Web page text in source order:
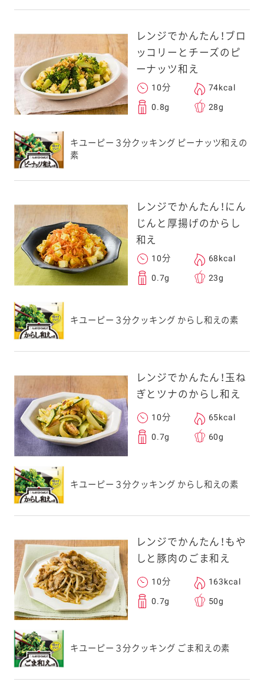
レンジでかんたん！ブロ
ッコリーとチーズのピ
ーナッツ和え
10分 74kcal
0.8g 28g
キユーピー３分クッキング ピーナッツ和えの
素
レンジでかんたん！にん
じんと厚揚げのからし
和え
10分 68kcal
0.7g 23g
キユーピー３分クッキング からし和えの素
レンジでかんたん！玉ね
ぎとツナのからし和え
10分 65kcal
0.7g 60g
キユーピー３分クッキング からし和えの素
レンジでかんたん！もや
しと豚肉のごま和え
10分 163kcal
0.7g 50g
キユーピー３分クッキング ごま和えの素